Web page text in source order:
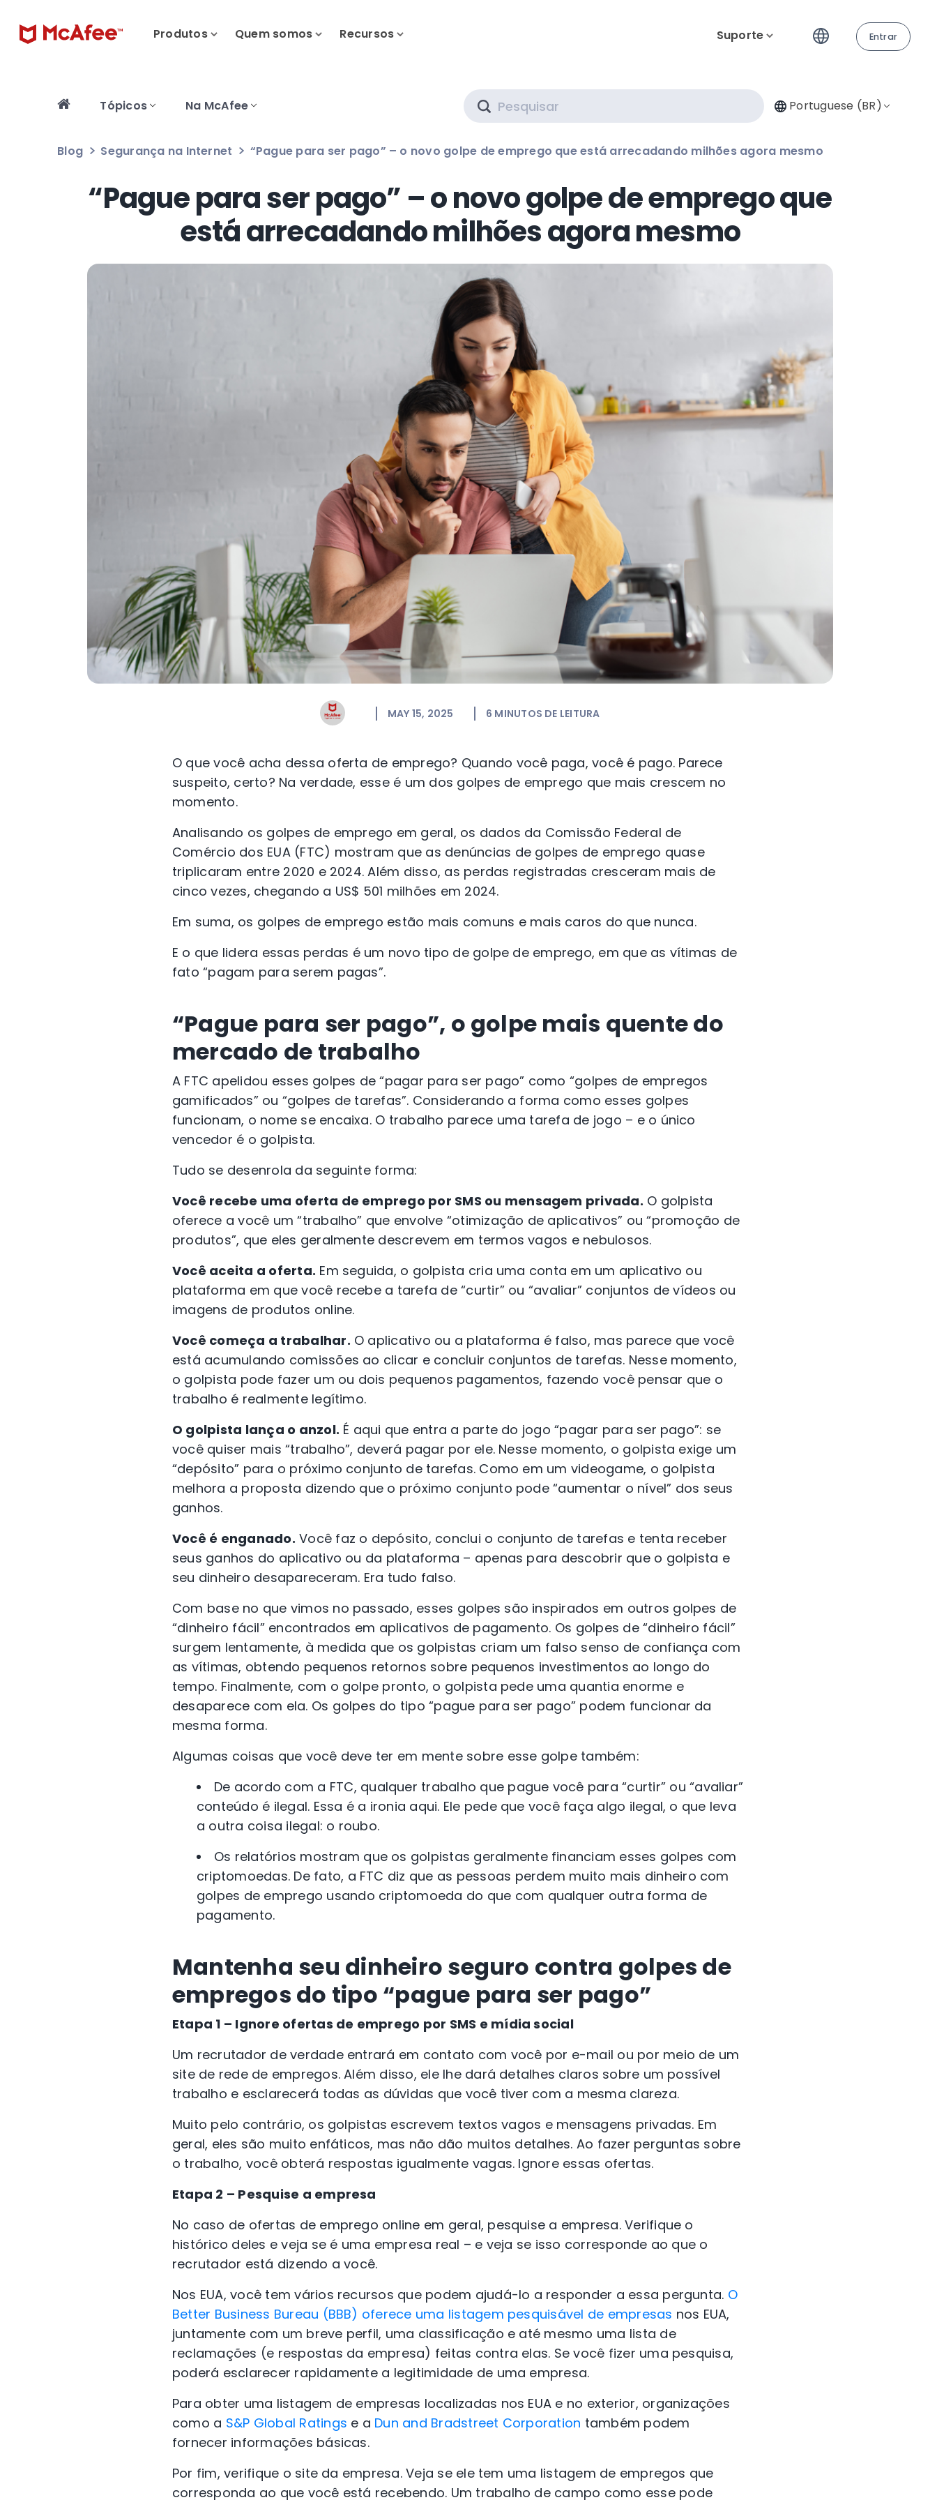
Produtos Quem somos Recursos Suporte Entrar
Tópicos Na McAfee Portuguese (BR)
Blog Segurança na Internet “Pague para ser pago” – o novo golpe de emprego que está arrecadando milhões agora mesmo
“Pague para ser pago” – o novo golpe de emprego que
está arrecadando milhões agora mesmo
MAY 15, 2025 6 MINUTOS DE LEITURA
O que você acha dessa oferta de emprego? Quando você paga, você é pago. Parece
suspeito, certo? Na verdade, esse é um dos golpes de emprego que mais crescem no
momento.
Analisando os golpes de emprego em geral, os dados da Comissão Federal de
Comércio dos EUA (FTC) mostram que as denúncias de golpes de emprego quase
triplicaram entre 2020 e 2024. Além disso, as perdas registradas cresceram mais de
cinco vezes, chegando a US$ 501 milhões em 2024.
Em suma, os golpes de emprego estão mais comuns e mais caros do que nunca.
E o que lidera essas perdas é um novo tipo de golpe de emprego, em que as vítimas de
fato “pagam para serem pagas”.
“Pague para ser pago”, o golpe mais quente do
mercado de trabalho
A FTC apelidou esses golpes de “pagar para ser pago” como “golpes de empregos
gamificados” ou “golpes de tarefas”. Considerando a forma como esses golpes
funcionam, o nome se encaixa. O trabalho parece uma tarefa de jogo – e o único
vencedor é o golpista.
Tudo se desenrola da seguinte forma:
Você recebe uma oferta de emprego por SMS ou mensagem privada. O golpista
oferece a você um “trabalho” que envolve “otimização de aplicativos” ou “promoção de
produtos”, que eles geralmente descrevem em termos vagos e nebulosos.
Você aceita a oferta. Em seguida, o golpista cria uma conta em um aplicativo ou
plataforma em que você recebe a tarefa de “curtir” ou “avaliar” conjuntos de vídeos ou
imagens de produtos online.
Você começa a trabalhar. O aplicativo ou a plataforma é falso, mas parece que você
está acumulando comissões ao clicar e concluir conjuntos de tarefas. Nesse momento,
o golpista pode fazer um ou dois pequenos pagamentos, fazendo você pensar que o
trabalho é realmente legítimo.
O golpista lança o anzol. É aqui que entra a parte do jogo “pagar para ser pago”: se
você quiser mais “trabalho”, deverá pagar por ele. Nesse momento, o golpista exige um
“depósito” para o próximo conjunto de tarefas. Como em um videogame, o golpista
melhora a proposta dizendo que o próximo conjunto pode “aumentar o nível” dos seus
ganhos.
Você é enganado. Você faz o depósito, conclui o conjunto de tarefas e tenta receber
seus ganhos do aplicativo ou da plataforma – apenas para descobrir que o golpista e
seu dinheiro desapareceram. Era tudo falso.
Com base no que vimos no passado, esses golpes são inspirados em outros golpes de
“dinheiro fácil” encontrados em aplicativos de pagamento. Os golpes de “dinheiro fácil”
surgem lentamente, à medida que os golpistas criam um falso senso de confiança com
as vítimas, obtendo pequenos retornos sobre pequenos investimentos ao longo do
tempo. Finalmente, com o golpe pronto, o golpista pede uma quantia enorme e
desaparece com ela. Os golpes do tipo “pague para ser pago” podem funcionar da
mesma forma.
Algumas coisas que você deve ter em mente sobre esse golpe também:
De acordo com a FTC, qualquer trabalho que pague você para “curtir” ou “avaliar”
conteúdo é ilegal. Essa é a ironia aqui. Ele pede que você faça algo ilegal, o que leva
a outra coisa ilegal: o roubo.
Os relatórios mostram que os golpistas geralmente financiam esses golpes com
criptomoedas. De fato, a FTC diz que as pessoas perdem muito mais dinheiro com
golpes de emprego usando criptomoeda do que com qualquer outra forma de
pagamento.
Mantenha seu dinheiro seguro contra golpes de
empregos do tipo “pague para ser pago”
Etapa 1 – Ignore ofertas de emprego por SMS e mídia social
Um recrutador de verdade entrará em contato com você por e-mail ou por meio de um
site de rede de empregos. Além disso, ele lhe dará detalhes claros sobre um possível
trabalho e esclarecerá todas as dúvidas que você tiver com a mesma clareza.
Muito pelo contrário, os golpistas escrevem textos vagos e mensagens privadas. Em
geral, eles são muito enfáticos, mas não dão muitos detalhes. Ao fazer perguntas sobre
o trabalho, você obterá respostas igualmente vagas. Ignore essas ofertas.
Etapa 2 – Pesquise a empresa
No caso de ofertas de emprego online em geral, pesquise a empresa. Verifique o
histórico deles e veja se é uma empresa real – e veja se isso corresponde ao que o
recrutador está dizendo a você.
Nos EUA, você tem vários recursos que podem ajudá-lo a responder a essa pergunta. O
Better Business Bureau (BBB) oferece uma listagem pesquisável de empresas nos EUA,
juntamente com um breve perfil, uma classificação e até mesmo uma lista de
reclamações (e respostas da empresa) feitas contra elas. Se você fizer uma pesquisa,
poderá esclarecer rapidamente a legitimidade de uma empresa.
Para obter uma listagem de empresas localizadas nos EUA e no exterior, organizações
como a S&P Global Ratings e a Dun and Bradstreet Corporation também podem
fornecer informações básicas.
Por fim, verifique o site da empresa. Veja se ele tem uma listagem de empregos que
corresponda ao que você está recebendo. Um trabalho de campo como esse pode